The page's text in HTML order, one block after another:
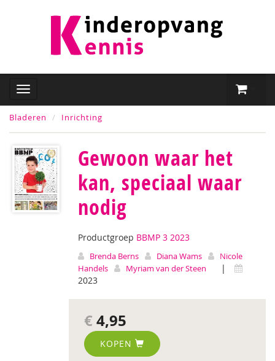
Bladeren Inrichting
Gewoon waar het
kan, speciaal waar
nodig
Productgroep BBMP 3 2023
Brenda Berns Diana Wams
Nicole
Handels
Myriam van der Steen
|
2023
€ 4,95
KOPEN